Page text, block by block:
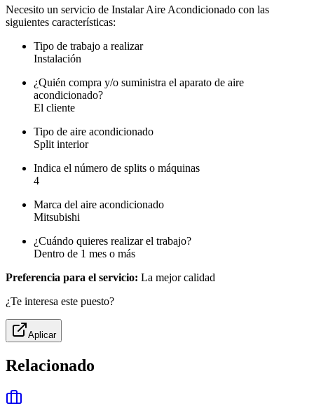
Necesito un servicio de Instalar Aire Acondicionado con las
siguientes características:
Tipo de trabajo a realizar
Instalación
¿Quién compra y/o suministra el aparato de aire
acondicionado?
El cliente
Tipo de aire acondicionado
Split interior
Indica el número de splits o máquinas
4
Marca del aire acondicionado
Mitsubishi
¿Cuándo quieres realizar el trabajo?
Dentro de 1 mes o más
Preferencia para el servicio: La mejor calidad
¿Te interesa este puesto?
Aplicar
Relacionado